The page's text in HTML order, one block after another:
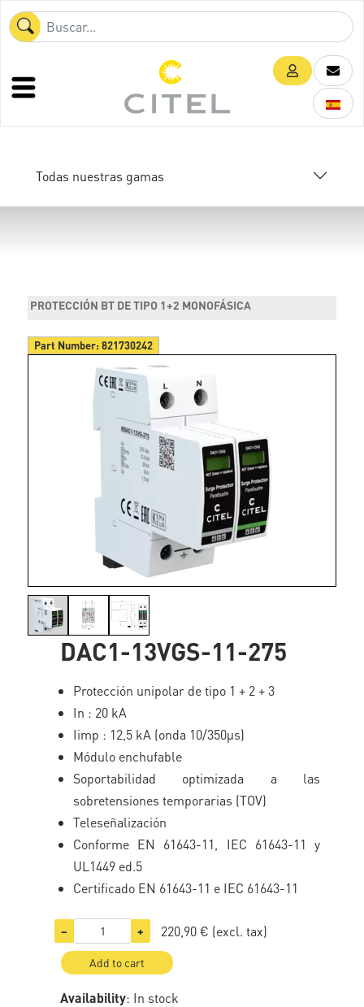
Todas nuestras gamas
PROTECCIÓN BT DE TIPO 1+2 MONOFÁSICA
Part Number:821730242
DAC1-13VGS-11-275
Protección unipolar de tipo 1 + 2 + 3
In : 20 kA
Iimp : 12,5 kA (onda 10/350µs)
Módulo enchufable
Soportabilidad optimizada a las
sobretensiones temporarias (TOV)
Teleseñalización
Conforme EN 61643-11, IEC 61643-11 y
UL1449 ed.5
Certificado EN 61643-11 e IEC 61643-11
− + 220,90 € (excl. tax)
Add to cart
Availability: In stock